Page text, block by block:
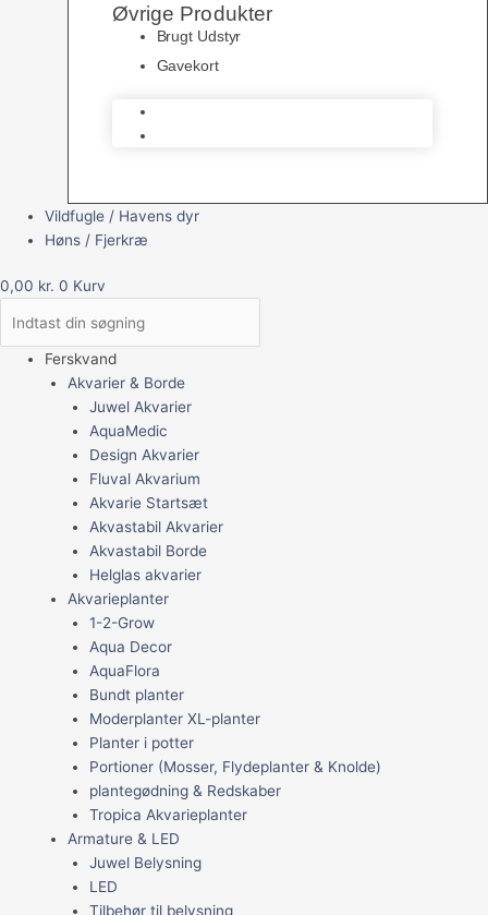
Øvrige Produkter
Brugt Udstyr
Gavekort
Vildfugle / Havens dyr
Høns / Fjerkræ
0,00 kr. 0 Kurv
Ferskvand
Akvarier & Borde
Juwel Akvarier
AquaMedic
Design Akvarier
Fluval Akvarium
Akvarie Startsæt
Akvastabil Akvarier
Akvastabil Borde
Helglas akvarier
Akvarieplanter
1-2-Grow
Aqua Decor
AquaFlora
Bundt planter
Moderplanter XL-planter
Planter i potter
Portioner (Mosser, Flydeplanter & Knolde)
plantegødning & Redskaber
Tropica Akvarieplanter
Armature & LED
Juwel Belysning
LED
Tilbehør til belysning